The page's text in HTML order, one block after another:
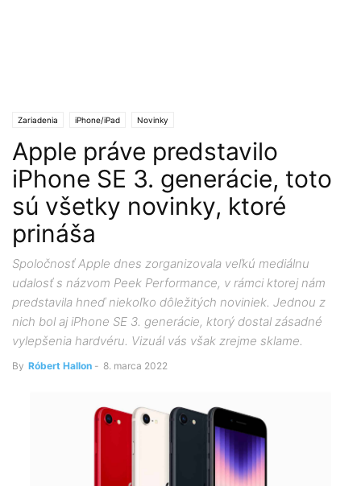
Zariadenia iPhone/iPad Novinky
Apple práve predstavilo
iPhone SE 3. generácie, toto
sú všetky novinky, ktoré
prináša
Spoločnosť Apple dnes zorganizovala veľkú mediálnu
udalosť s názvom Peek Performance, v rámci ktorej nám
predstavila hneď niekoľko dôležitých noviniek. Jednou z
nich bol aj iPhone SE 3. generácie, ktorý dostal zásadné
vylepšenia hardvéru. Vizuál vás však zrejme sklame.
By Róbert Hallon - 8. marca 2022